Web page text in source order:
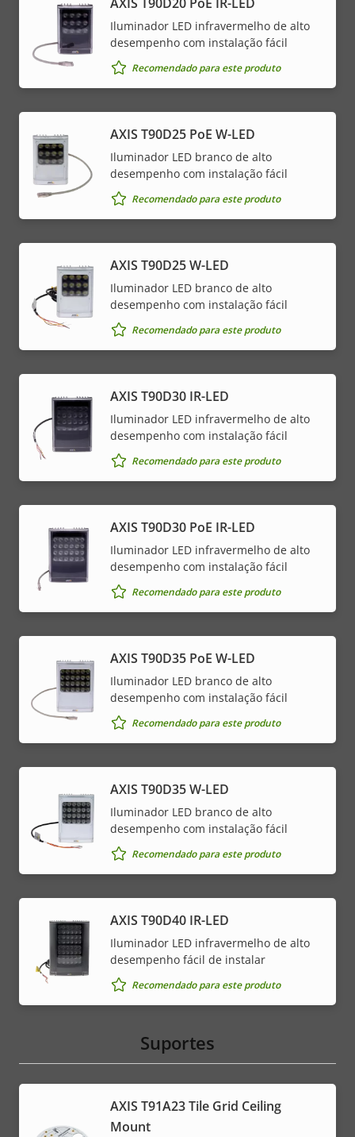
Iluminador LED infravermelho de alto
desempenho com instalação fácil
Recomendado para este produto
AXIS T90D25 PoE W-LED
Iluminador LED branco de alto
desempenho com instalação fácil
Recomendado para este produto
AXIS T90D25 W-LED
Iluminador LED branco de alto
desempenho com instalação fácil
Recomendado para este produto
AXIS T90D30 IR-LED
Iluminador LED infravermelho de alto
desempenho com instalação fácil
Recomendado para este produto
AXIS T90D30 PoE IR-LED
Iluminador LED infravermelho de alto
desempenho com instalação fácil
Recomendado para este produto
AXIS T90D35 PoE W-LED
Iluminador LED branco de alto
desempenho com instalação fácil
Recomendado para este produto
AXIS T90D35 W-LED
Iluminador LED branco de alto
desempenho com instalação fácil
Recomendado para este produto
AXIS T90D40 IR-LED
Iluminador LED infravermelho de alto
desempenho fácil de instalar
Recomendado para este produto
Suportes
AXIS T91A23 Tile Grid Ceiling
Mount